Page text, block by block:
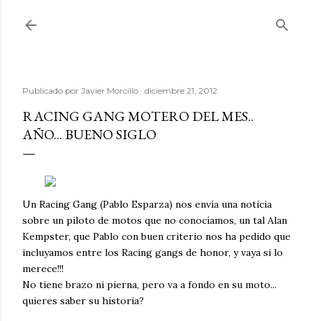
Publicado por Javier Morcillo diciembre 21, 2012
RACING GANG MOTERO DEL MES..
AÑO... BUENO SIGLO
Un Racing Gang (Pablo Esparza) nos envía una noticia
sobre un piloto de motos que no conocíamos, un tal Alan
Kempster, que Pablo con buen criterio nos ha pedido que
incluyamos entre los Racing gangs de honor, y vaya si lo
merece!!!
No tiene brazo ni pierna, pero va a fondo en su moto...
quieres saber su historia?